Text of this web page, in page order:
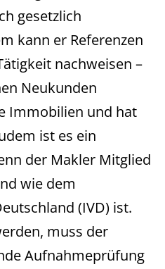
gesetzlich
kann er Referenzen
nachweisen –
Neukunden
Immobilien und hat
ist es ein
der Makler Mitglied
wie dem
(IVD) ist.
muss der
Aufnahmeprüfung